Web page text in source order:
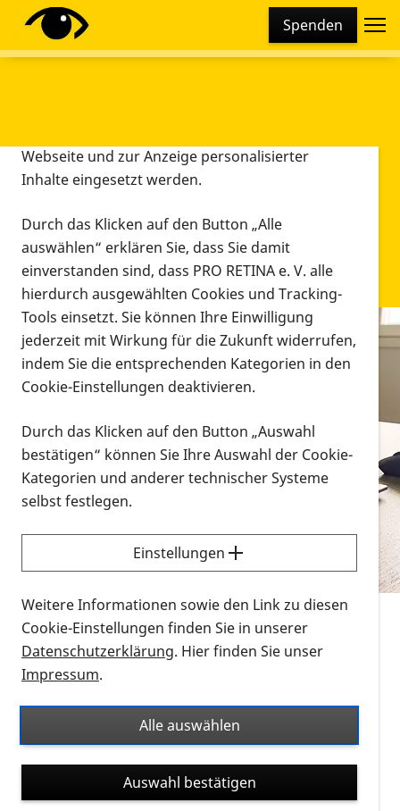
Spenden
Infomaterial
Infomaterial
Vorlesen
Alle Infomaterialien in verschiedenen
Formaten an einem Ort
Sie möchten wissen, wie Sie nach Infonmaterial
suchen und dieses bestellen bzw. herunterladen
können? Schauen Sie sich dieErklärvideos zum
Thema Infomaterial auf der PRO RETINA-Website
für blinde und sehbehinderte Menschen an.
Auf dieser Seite finden Sie sämtliches Infomaterial
Ort. Nutzen Sie den Formatfilter, um ausschließlich
nach Flyern und Broschüren, Audios oder Videos zu
suchen. Die meisten Flyer und Broschüren werden in
verschiedenen Formaten angeboten: zur
postalischen Bestellung als gedruckte Variante
Diese Webseite setzt verschiedene Cookies und
Tracking-Tools ein. Dies beinhaltet Cookies und
Webseite und zur Anzeige personalisierter
Inhalte eingesetzt werden.
Durch das Klicken auf den Button „Alle
auswählen“ erklären Sie, dass Sie damit
einverstanden sind, dass PRO RETINA e. V. alle
hierdurch ausgewählten Cookies und Tracking-
Tools einsetzt. Sie können Ihre Einwilligung
jederzeit mit Wirkung für die Zukunft widerrufen,
indem Sie die entsprechenden Kategorien in den
Cookie-Einstellungen deaktivieren.
Durch das Klicken auf den Button „Auswahl
bestätigen“ können Sie Ihre Auswahl der Cookie-
Kategorien und anderer technischer Systeme
selbst festlegen.
Einstellungen
Weitere Informationen sowie den Link zu diesen
Cookie-Einstellungen finden Sie in unserer
Datenschutzerklärung. Hier finden Sie unser
Impressum.
Alle auswählen
Auswahl bestätigen